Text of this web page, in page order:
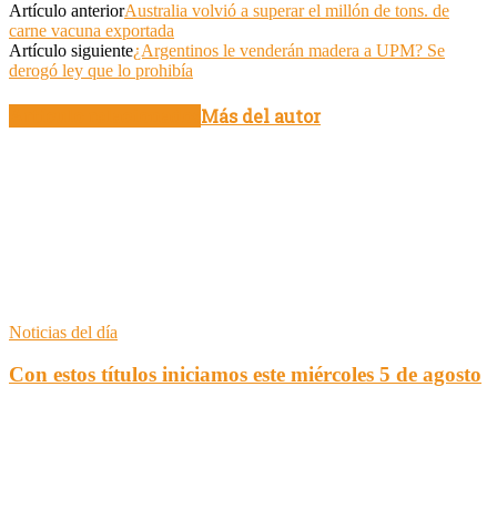
Artículo anteriorAustralia volvió a superar el millón de tons. de
carne vacuna exportada
Artículo siguiente¿Argentinos le venderán madera a UPM? Se
derogó ley que lo prohibía
Más del autor
Noticias del día
Con estos títulos iniciamos este miércoles 5 de agosto